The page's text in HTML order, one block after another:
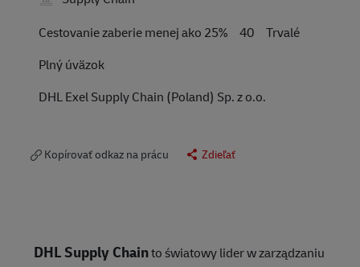
Travel Required
Cestovanie zaberie menej ako 25% 40
Trvalé
Plný úväzok
DHL Exel Supply Chain (Poland) Sp. z o.o.
Kopírovať odkaz na prácu Zdieľať
DHL Supply Chainto światowy lider w zarządzaniu